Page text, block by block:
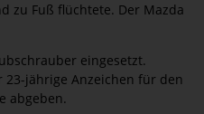
zu Fuß flüchtete. Der Mazda
eingesetzt.
jährige Anzeichen für den
abgeben.